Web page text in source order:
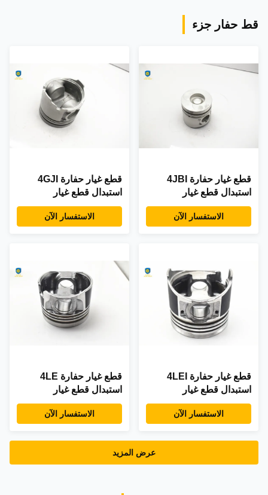
قط حفار جزء
قطع غيار حفارة 4JBI
استبدال قطع غيار
هيدروليكية ل ISUZU
الاستفسار الآن
قطع غيار حفارة 4GJI
استبدال قطع غيار
هيدروليكية لـ ISUZU
الاستفسار الآن
قطع غيار حفارة 4LEI
استبدال قطع غيار
هيدروليكية لـ ISUZU
الاستفسار الآن
قطع غيار حفارة 4LE
استبدال قطع غيار
هيدروليكية لـ ISUZU
الاستفسار الآن
عرض المزيد